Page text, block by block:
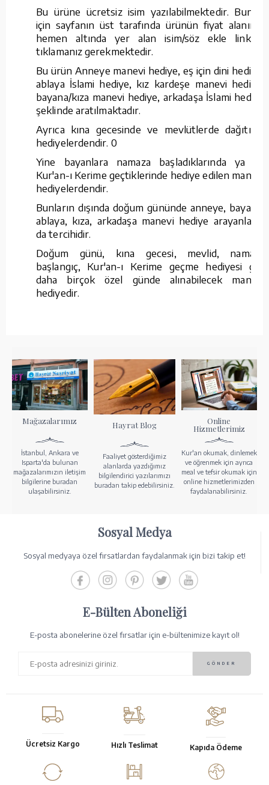
Bu ürüne ücretsiz isim yazılabilmektedir. Bunun
için sayfanın üst tarafında ürünün fiyat alanının
hemen altında yer alan isim/söz ekle linkine
tıklamanız gerekmektedir.
Bu ürün Anneye manevi hediye, eş için dini hediye,
ablaya İslami hediye, kız kardeşe manevi hediye,
bayana/kıza manevi hediye, arkadaşa İslami hediye
şeklinde aratılmaktadır.
Ayrıca kına gecesinde ve mevlütlerde dağıtılan
hediyelerdendir. 0
Yine bayanlara namaza başladıklarında ya da
Kur'an-ı Kerime geçtiklerinde hediye edilen manevi
hediyelerdendir.
Bunların dışında doğum gününde anneye, bayana,
ablaya, kıza, arkadaşa manevi hediye arayanların
da tercihidir.
Doğum günü, kına gecesi, mevlid, namaza
başlangıç, Kur'an-ı Kerime geçme hediyesi gibi
daha birçok özel günde alınabilecek manevi
hediyedir.
Mağazalarımız
İstanbul, Ankara ve
Isparta'da bulunan
mağazalarımızın iletişim
bilgilerine buradan
ulaşabilirsiniz.
Hayrat Blog
Faaliyet gösterdiğimiz
alanlarda yazdığımız
bilgilendirici yazılarımızı
buradan takip edebilirsiniz.
Online
Hizmetlerimiz
Kur'an okumak, dinlemek
ve öğrenmek için ayrıca
meal ve tefsir okumak için
online hizmetlerimizden
faydalanabilirsiniz.
Sosyal Medya
Sosyal medyaya özel fırsatlardan faydalanmak için bizi takip et!
E-Bülten Aboneliği
E-posta abonelerine özel fırsatlar için e-bültenimize kayıt ol!
Ücretsiz Kargo Hızlı Teslimat Kapıda Ödeme